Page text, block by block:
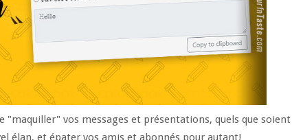
"maquiller" vos messages et présentations, quels que soient
élan, et épater vos amis et abonnés pour autant!